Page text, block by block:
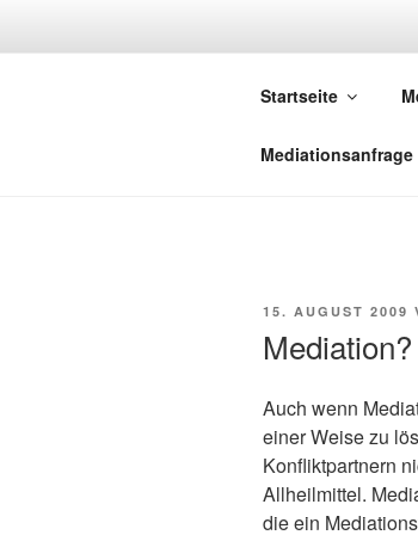
Startseite
Mediationsanfrage
VERÖFFENTLICHT
15. AUGUST 2009
Auch wenn
einer Weise zu
Konfliktpartnern
Allheilmittel.
die ein